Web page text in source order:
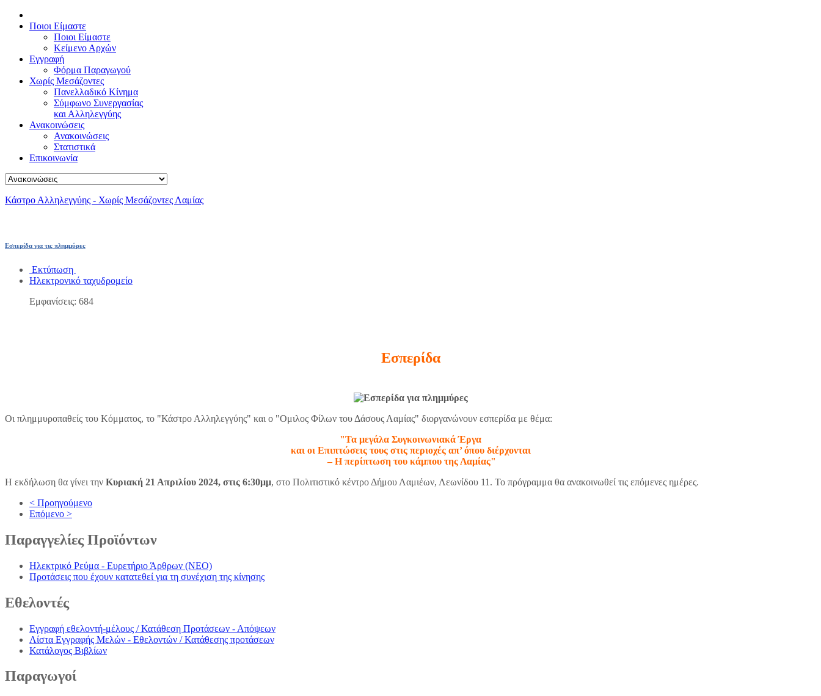
Ποιοι Είμαστε
Ποιοι Είμαστε
Κείμενο Αρχών
Εγγραφή
Φόρμα Παραγωγού
Χωρίς Μεσάζοντες
Πανελλαδικό Κίνημα
Σύμφωνο Συνεργασίας
και Αλληλεγγύης
Ανακοινώσεις
Ανακοινώσεις
Στατιστικά
Επικοινωνία
Κάστρο Αλληλεγγύης - Χωρίς Μεσάζοντες Λαμίας
Εσπερίδα για τις πλημμύρες
Εκτύπωση
Ηλεκτρονικό ταχυδρομείο
Εμφανίσεις: 684
Εσπερίδα
Οι πλημμυροπαθείς του Κόμματος, το "Κάστρο Αλληλεγγύης" και ο "Ομιλος Φίλων του Δάσους Λαμίας" διοργανώνουν εσπερίδα με θέμα:
"Τα μεγάλα Συγκοινωνιακά Έργα
και οι Επιπτώσεις τους στις περιοχές απ’ όπου διέρχονται
– Η περίπτωση του κάμπου της Λαμίας"
Η εκδήλωση θα γίνει την Κυριακή 21 Απριλίου 2024, στις 6:30μμ, στο Πολιτιστικό κέντρο Δήμου Λαμιέων, Λεωνίδου 11. Το πρόγραμμα θα ανακοινωθεί τις επόμενες ημέρες.
< Προηγούμενο
Επόμενο >
Παραγγελίες Προϊόντων
Ηλεκτρικό Ρεύμα - Ευρετήριο Άρθρων (NEO)
Προτάσεις που έχουν κατατεθεί για τη συνέχιση της κίνησης
Εθελοντές
Εγγραφή εθελοντή-μέλους / Κατάθεση Προτάσεων - Απόψεων
Λίστα Εγγραφής Μελών - Εθελοντών / Κατάθεσης προτάσεων
Κατάλογος Βιβλίων
Παραγωγοί